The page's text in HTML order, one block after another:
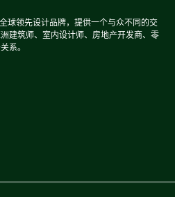
球领先设计品牌，提供一个与众不同的交
建筑师、室内设计师、房地产开发商、零
系。